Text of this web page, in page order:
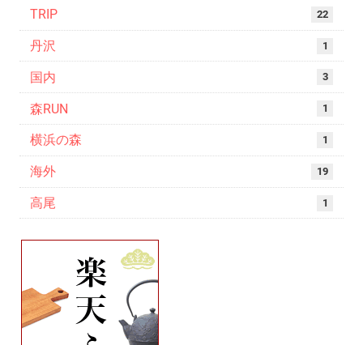
TRIP 22
丹沢 1
国内 3
森RUN 1
横浜の森 1
海外 19
高尾 1